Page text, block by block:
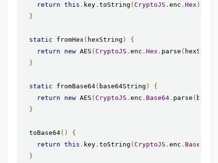
return this . key . toString (CryptoJS . enc . Hex );
}
static fromHex ( hexString )
{
return
new AES (CryptoJS . enc . Hex . parse (
}
static fromBase64( base64String )
{
return
new AES (CryptoJS . enc . Base64 . parse (
}
  toBase64
()
{
return this . key . toString (CryptoJS . enc . Base64
}